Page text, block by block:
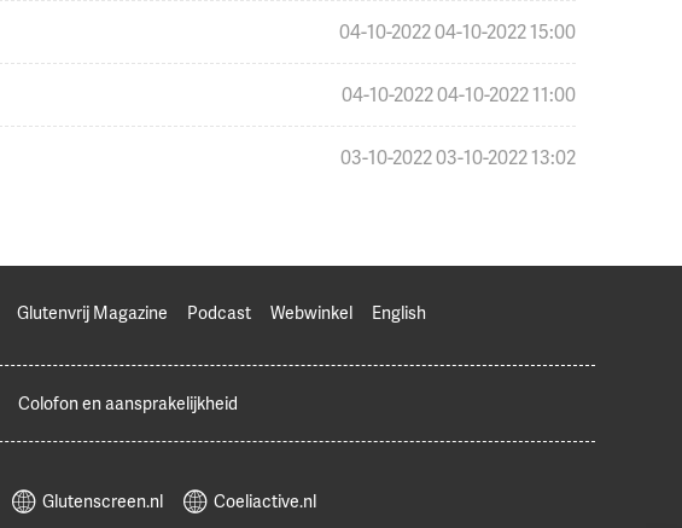
04-10-202204-10-2022 15:00
04-10-202204-10-2022 11:00
03-10-202203-10-2022 13:02
Glutenvrij Magazine Podcast Webwinkel English
Colofon en aansprakelijkheid
Glutenscreen.nl Coeliactive.nl